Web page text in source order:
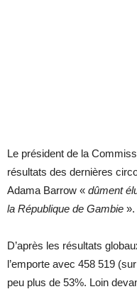
Le président de la
résultats des dernières
Adama Barrow « dûment
la République de Gambie ».
D’après les résultats
l’emporte avec 458 519
peu plus de 53%. Loin